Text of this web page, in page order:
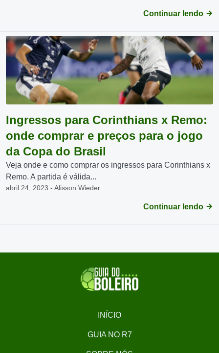
Continuar lendo
Ingressos para Corinthians x Remo:
onde comprar e preços para o jogo
da Copa do Brasil
Veja onde e como comprar os ingressos para Corinthians x
Remo. A partida é válida...
abril 24, 2023 - Alisson Wieder
Continuar lendo
INÍCIO
GUIA NO R7